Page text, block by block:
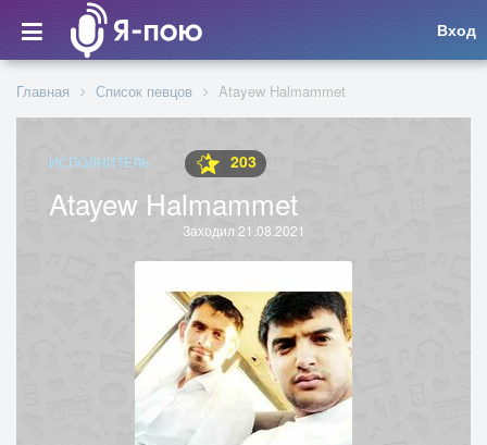
Вход
Главная Список певцов Atayew Halmammet
ИСПОЛНИТЕЛЬ 203
Atayew Halmammet
Заходил 21.08.2021